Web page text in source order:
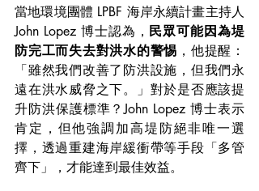
當地環境團體 LPBF 海岸永續計畫主持人
John Lopez 博士認為， 民眾可能因為堤
防完工而失去對洪水的警惕 ，他提醒：
「雖然我們改善了防洪設施，但我們永
遠在洪水威脅之下。」對於是否應該提
升防洪保護標準？John Lopez 博士表示
肯定，但他強調加高堤防絕非唯一選
擇，透過重建海岸緩衝帶等手段「多管
齊下」，才能達到最佳效益。